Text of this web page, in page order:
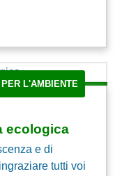
L'AMBIENTE
ecologica
e di
tutti voi